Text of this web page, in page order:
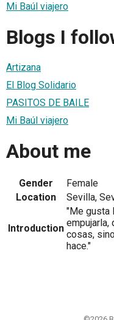
Mi Baúl viajero
Blogs I
Artizana
El Blog Solidario
PASITOS DE BAILE
Mi Baúl viajero
About me
Gender
Female
Location
Sevilla,
Introduction
"Me gusta
empujarla,
cosas,
hace."